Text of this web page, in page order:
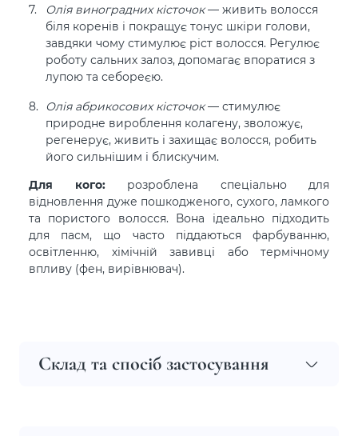
Олія виноградних кісточок— живить волосся
біля коренів і покращує тонус шкіри голови,
завдяки чому стимулює ріст волосся. Регулює
роботу сальних залоз, допомагає впоратися з
лупою та себореєю.
Олія абрикосових кісточок— стимулює
природне вироблення колагену, зволожує,
регенерує, живить і захищає волосся, робить
його сильнішим і блискучим.
Для кого:розроблена спеціально для
відновлення дуже пошкодженого, сухого, ламкого
та пористого волосся. Вона ідеально підходить
для пасм, що часто піддаються фарбуванню,
освітленню, хімічній завивці або термічному
впливу (фен, вирівнювач).
Склад та спосіб застосування